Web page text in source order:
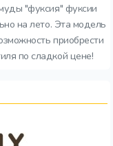
"фуксия" фуксии
на лето. Эта модель
приобрести
по сладкой цене!